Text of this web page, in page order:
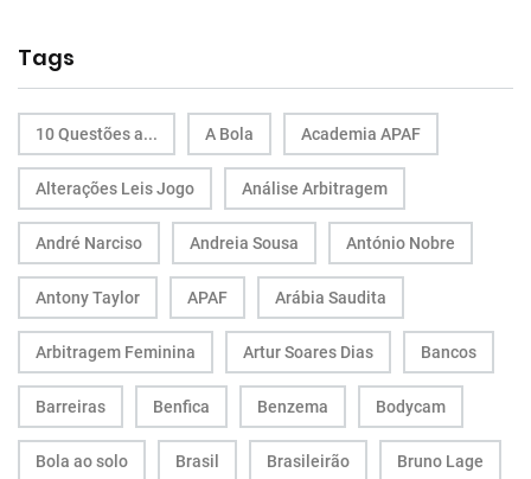
Tags
10 Questões a... A Bola Academia APAF
Alterações Leis Jogo Análise Arbitragem
André Narciso Andreia Sousa António Nobre
Antony Taylor APAF Arábia Saudita
Arbitragem Feminina Artur Soares Dias Bancos
Barreiras Benfica Benzema Bodycam
Bola ao solo Brasil Brasileirão Bruno Lage